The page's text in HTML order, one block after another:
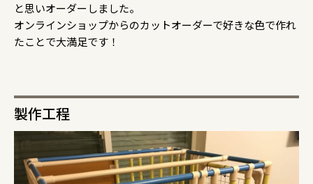
と思いオーダーしました。
オンラインショップからのカットオーダーで好きな色で作れ
たことで大満足です！
製作工程